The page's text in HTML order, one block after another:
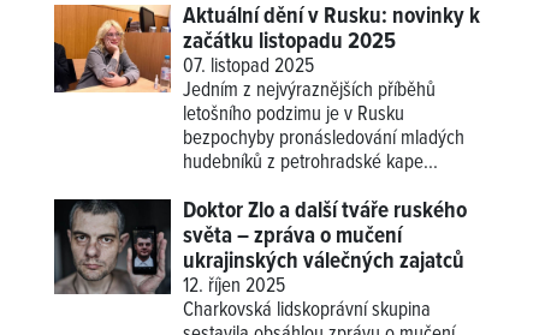
Aktuální dění v Rusku: novinky k
začátku listopadu 2025
07. listopad 2025
Jedním z nejvýraznějších příběhů
letošního podzimu je v Rusku
bezpochyby pronásledování mladých
hudebníků z petrohradské kape...
Doktor Zlo a další tváře ruského
světa – zpráva o mučení
ukrajinských válečných zajatců
12. říjen 2025
Charkovská lidskoprávní skupina